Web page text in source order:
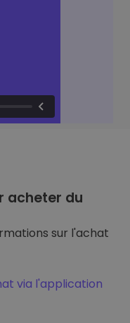
acheter du
sur l'achat
via l'application